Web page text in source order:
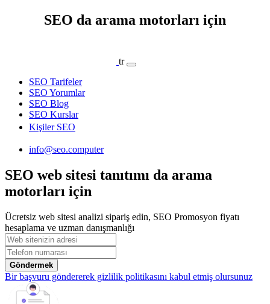
SEO da arama motorları için
tr
SEO Tarifeler
SEO Yorumlar
SEO Blog
SEO Kurslar
Kişiler SEO
info@seo.computer
SEO web sitesi tanıtımı da arama
motorları için
Ücretsiz web sitesi analizi sipariş edin, SEO Promosyon fiyatı
hesaplama ve uzman danışmanlığı
Göndermek
Bir başvuru göndererek gizlilik politikasını kabul etmiş olursunuz